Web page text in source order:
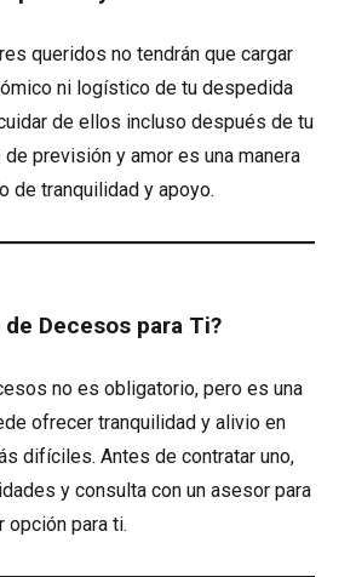
queridos no tendrán que cargar
ni logístico de tu despedida
de ellos incluso después de tu
previsión y amor es una manera
de tranquilidad y apoyo.
Decesos para Ti?
no es obligatorio, pero es una
ofrecer tranquilidad y alivio en
difíciles. Antes de contratar uno,
y consulta con un asesor para
opción para ti.